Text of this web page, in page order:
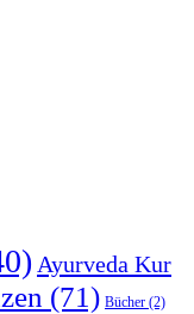
Ayurveda Kur
(71) Bücher (2)